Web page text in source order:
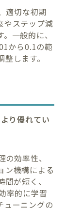
適切な初期
やステップ減
一般的に、
から0.1の範
します。
り優れてい
効率性、
ン機構による
が短く、
率的に学習
ューニングの